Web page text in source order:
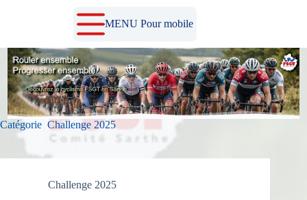
MENU Pour mobile
Catégorie Challenge 2025
Challenge 2025